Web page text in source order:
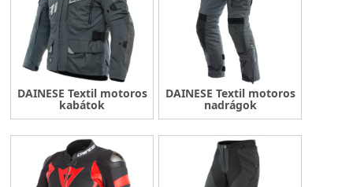
DAINESE Textil motoros
kabátok
DAINESE Textil motoros
nadrágok